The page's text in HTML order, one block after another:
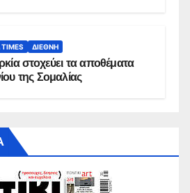
TIMES ΔΙΕΘΝΉ
στοχεύει τα αποθέματα
της Σομαλίας